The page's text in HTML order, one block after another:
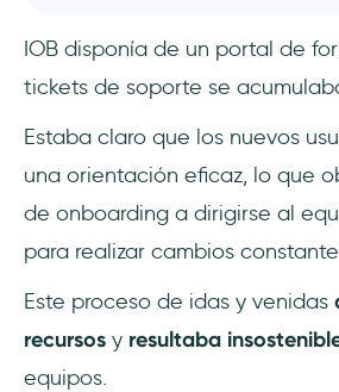
IOB disponía de un portal de
tickets de soporte se
Estaba claro que los nuevos
una orientación eficaz, lo que
de onboarding a dirigirse al
para realizar cambios
Este proceso de idas y venidas
recursos y resultaba
equipos.